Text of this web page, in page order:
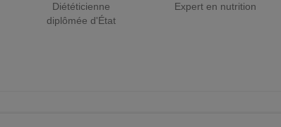
Diététicienne
diplômée d'État
Expert en nutrition